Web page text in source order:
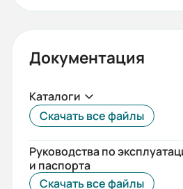
25
Габариты (ШхВхГ, м):
0.25x0.254x0.171
Документация
Каталоги
Скачать все файлы
Руководства по
и паспорта
Скачать все файлы